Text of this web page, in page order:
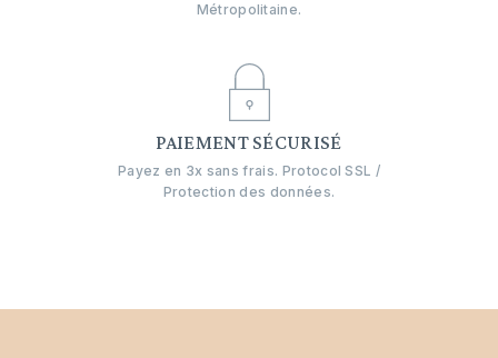
Métropolitaine.
PAIEMENT SÉCURISÉ
Payez en 3x sans frais. Protocol SSL /
Protection des données.